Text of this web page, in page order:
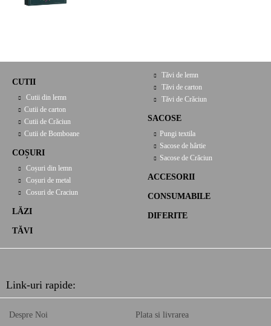
CUTII
Cutii din lemn
Cutii de carton
Cutii de Crăciun
Cutii de Bomboane
COȘURI
Coșuri din lemn
Coșuri de metal
Cosuri de Craciun
LĂZI
TĂVI
Tăvi de lemn
Tăvi de carton
Tăvi de Crăciun
SACOSE
Pungi textila
Sacose de hârtie
Sacose de Crăciun
ACCESORII
CONSUMABILE
DIFERITE
Link-uri rapide:
Despre Noi Plata si livrarea